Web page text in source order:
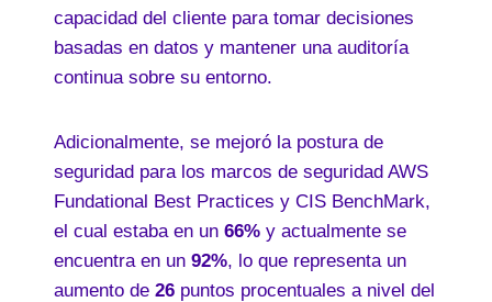
capacidad del cliente para tomar decisiones
basadas en datos y mantener una auditoría
continua sobre su entorno.
Adicionalmente, se mejoró la postura de
seguridad para los marcos de seguridad AWS
Fundational Best Practices y CIS BenchMark,
el cual estaba en un 66% y actualmente se
encuentra en un 92%, lo que representa un
aumento de 26 puntos procentuales a nivel del